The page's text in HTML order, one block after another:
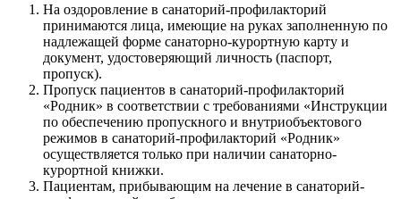
На оздоровление в санаторий-профилакторий
принимаются лица, имеющие на руках заполненную по
надлежащей форме санаторно-курортную карту и
документ, удостоверяющий личность (паспорт,
пропуск).
Пропуск пациентов в санаторий-профилакторий
«Родник» в соответствии с требованиями «Инструкции
по обеспечению пропускного и внутриобъектового
режимов в санаторий-профилакторий «Родник»
осуществляется только при наличии санаторно-
курортной книжки.
Пациентам, прибывающим на лечение в санаторий-